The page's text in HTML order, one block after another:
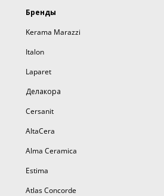
Бренды
Kerama Marazzi
Italon
Laparet
Делакора
Cersanit
AltaCera
Alma Ceramica
Estima
Atlas Concorde